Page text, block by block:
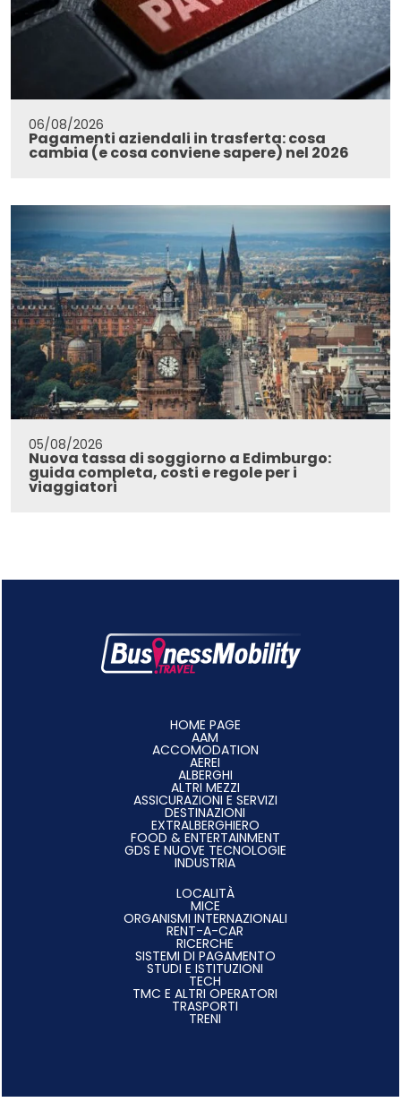
06/08/2026
Pagamenti aziendali in trasferta: cosa
cambia (e cosa conviene sapere) nel 2026
05/08/2026
Nuova tassa di soggiorno a Edimburgo:
guida completa, costi e regole per i
viaggiatori
HOME PAGE
AAM
ACCOMODATION
AEREI
ALBERGHI
ALTRI MEZZI
ASSICURAZIONI E SERVIZI
DESTINAZIONI
EXTRALBERGHIERO
FOOD & ENTERTAINMENT
GDS E NUOVE TECNOLOGIE
INDUSTRIA
LOCALITÀ
MICE
ORGANISMI INTERNAZIONALI
RENT-A-CAR
RICERCHE
SISTEMI DI PAGAMENTO
STUDI E ISTITUZIONI
TECH
TMC E ALTRI OPERATORI
TRASPORTI
TRENI